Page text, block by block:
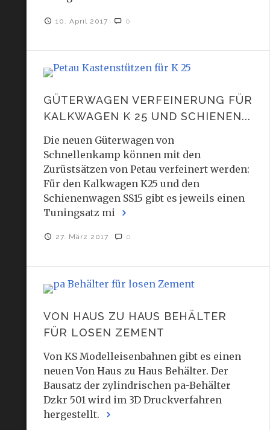
10. April 2017 0
GÜTERWAGEN VERFEINERUNG FÜR
KALKWAGEN K 25 UND SCHIENEN...
Die neuen Güterwagen von
Schnellenkamp können mit den
Zurüstsätzen von Petau verfeinert werden:
Für den Kalkwagen K25 und den
Schienenwagen SS15 gibt es jeweils einen
Tuningsatz mi
27. März 2017 0
VON HAUS ZU HAUS BEHÄLTER
FÜR LOSEN ZEMENT
Von KS Modelleisenbahnen gibt es einen
neuen Von Haus zu Haus Behälter. Der
Bausatz der zylindrischen pa-Behälter
Dzkr 501 wird im 3D Druckverfahren
hergestellt.